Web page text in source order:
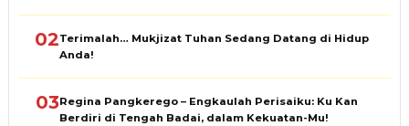
02Terimalah… Mukjizat Tuhan Sedang Datang di Hidup
Anda!
03Regina Pangkerego – Engkaulah Perisaiku: Ku Kan
Berdiri di Tengah Badai, dalam Kekuatan-Mu!